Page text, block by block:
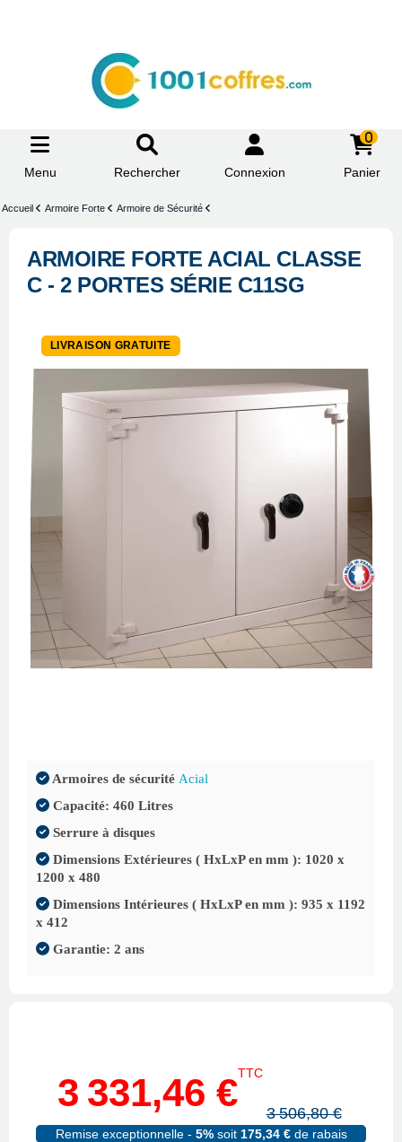
Menu Rechercher Connexion
0
Panier
Accueil Armoire Forte Armoire de Sécurité
ARMOIRE FORTE ACIAL CLASSE
C - 2 PORTES SÉRIE C11SG
-5%
LIVRAISON GRATUITE
Armoires de sécurité Acial
Capacité: 460 Litres
Serrure à disques
Dimensions Extérieures ( HxLxP en mm ): 1020 x
1200 x 480
Dimensions Intérieures ( HxLxP en mm ): 935 x 1192
x 412
Garantie: 2 ans
3 331,46 €TTC
3 506,80 €
Remise exceptionnelle - 5%soit 175,34 €de rabais